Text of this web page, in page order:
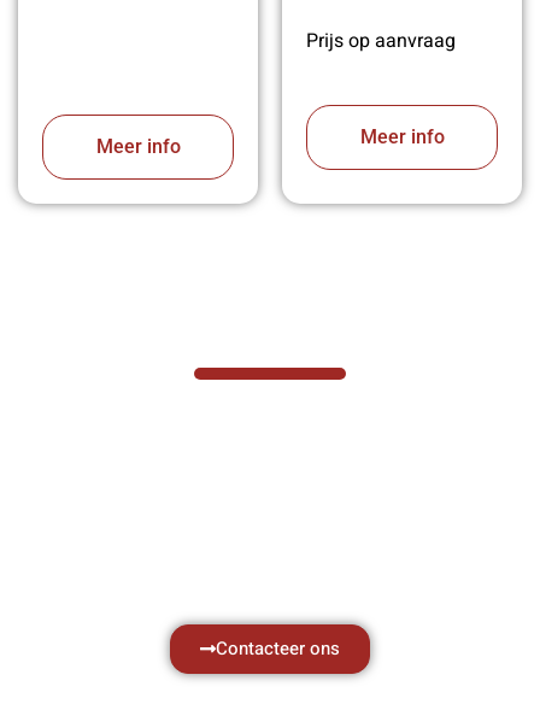
Meer info
Prijs op aanvraag
Meer info
Contacteer ons